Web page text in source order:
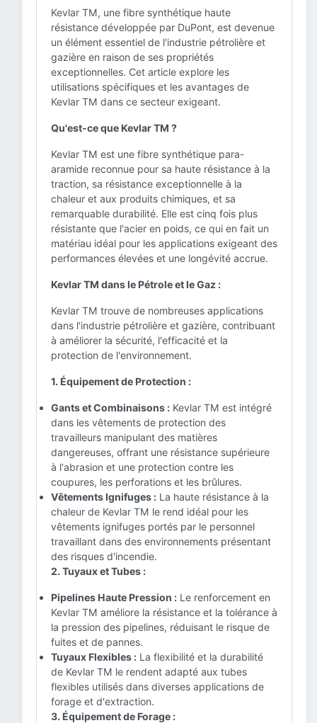
Kevlar TM, une fibre synthétique haute
résistance développée par DuPont, est devenue
un élément essentiel de l'industrie pétrolière et
gazière en raison de ses propriétés
exceptionnelles. Cet article explore les
utilisations spécifiques et les avantages de
Kevlar TM dans ce secteur exigeant.
Qu'est-ce que Kevlar TM ?
Kevlar TM est une fibre synthétique para-
aramide reconnue pour sa haute résistance à la
traction, sa résistance exceptionnelle à la
chaleur et aux produits chimiques, et sa
remarquable durabilité. Elle est cinq fois plus
résistante que l'acier en poids, ce qui en fait un
matériau idéal pour les applications exigeant des
performances élevées et une longévité accrue.
Kevlar TM dans le Pétrole et le Gaz :
Kevlar TM trouve de nombreuses applications
dans l'industrie pétrolière et gazière, contribuant
à améliorer la sécurité, l'efficacité et la
protection de l'environnement.
1. Équipement de Protection :
Gants et Combinaisons : Kevlar TM est intégré
dans les vêtements de protection des
travailleurs manipulant des matières
dangereuses, offrant une résistance supérieure
à l'abrasion et une protection contre les
coupures, les perforations et les brûlures.
Vêtements Ignifuges : La haute résistance à la
chaleur de Kevlar TM le rend idéal pour les
vêtements ignifuges portés par le personnel
travaillant dans des environnements présentant
des risques d'incendie.
2. Tuyaux et Tubes :
Pipelines Haute Pression : Le renforcement en
Kevlar TM améliore la résistance et la tolérance à
la pression des pipelines, réduisant le risque de
fuites et de pannes.
Tuyaux Flexibles : La flexibilité et la durabilité
de Kevlar TM le rendent adapté aux tubes
flexibles utilisés dans diverses applications de
forage et d'extraction.
3. Équipement de Forage :